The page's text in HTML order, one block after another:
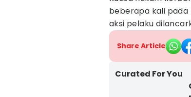
beberapa kali pada
aksi pelaku
Share Article
Curated For You